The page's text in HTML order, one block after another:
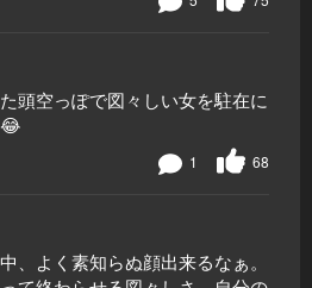
頭空っぽで図々しい女を駐在に
68
1
、よく素知らぬ顔出来るなぁ。